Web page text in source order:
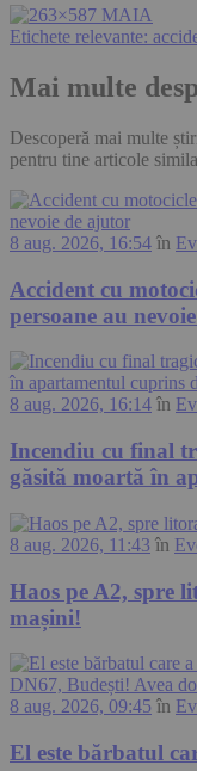
Etichete relevante:
Mai multe
Descoperă mai multe
pentru tine articole
8 aug. 2026, 16:54 în
Accident cu
persoane au
8 aug. 2026, 16:14 în
Incendiu cu final
găsită moartă în
8 aug. 2026, 11:43 în
Haos pe A2, spre
mașini!
8 aug. 2026, 09:45 în
El este bărbatul